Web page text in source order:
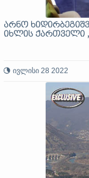
არნო
იხლის ქართველი
ივლისი 28 2022